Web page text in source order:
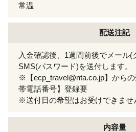
常温
配送注記
入金確認後、1週間前後でメール(
SMS(パスワード)を送付します。
※【ecp_travel@nta.co.jp】から
帯電話番号】登録要
※送付日の希望はお受けできませ
内容量